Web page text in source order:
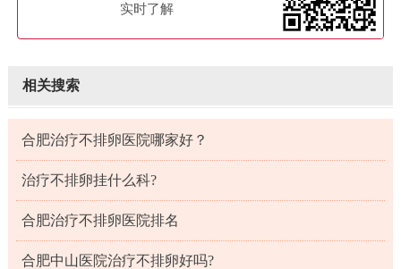
实时了解
相关搜索
合肥治疗不排卵医院哪家好？
治疗不排卵挂什么科?
合肥治疗不排卵医院排名
合肥中山医院治疗不排卵好吗?